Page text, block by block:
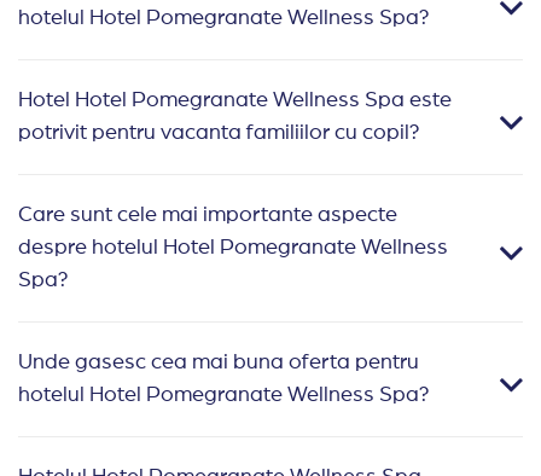
hotelul Hotel Pomegranate Wellness Spa?
Hotel Hotel Pomegranate Wellness Spa este
potrivit pentru vacanta familiilor cu copil?
Care sunt cele mai importante aspecte
despre hotelul Hotel Pomegranate Wellness
Spa?
Unde gasesc cea mai buna oferta pentru
hotelul Hotel Pomegranate Wellness Spa?